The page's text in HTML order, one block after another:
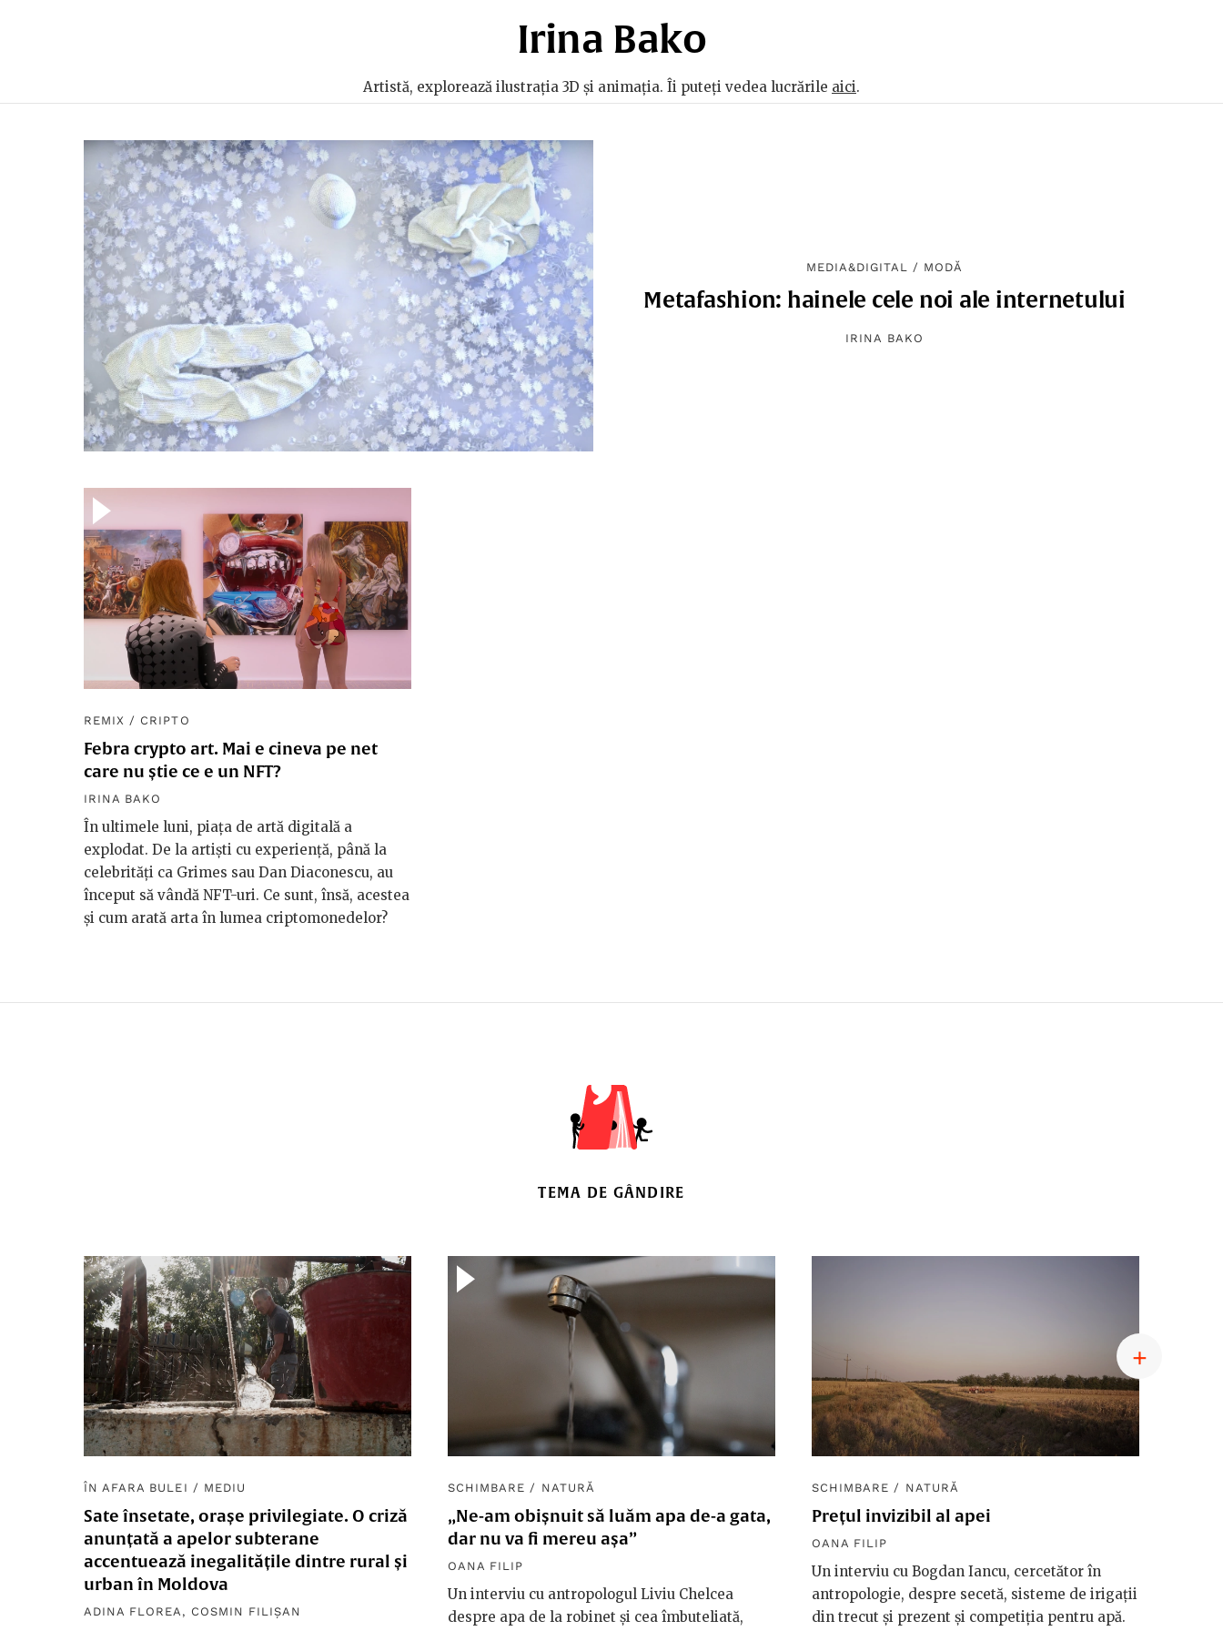
Irina Bako
Artistă, explorează ilustrația 3D și animația. Îi puteți vedea lucrările aici.
MEDIA&DIGITAL / MODĂ
Metafashion: hainele cele noi ale internetului
IRINA BAKO
REMIX / CRIPTO
Febra crypto art. Mai e cineva pe net
care nu știe ce e un NFT?
IRINA BAKO
În ultimele luni, piața de artă digitală a
explodat. De la artiști cu experiență, până la
celebrități ca Grimes sau Dan Diaconescu, au
început să vândă NFT-uri. Ce sunt, însă, acestea
și cum arată arta în lumea criptomonedelor?
TEMA DE GÂNDIRE
ÎN AFARA BULEI / MEDIU
Sate însetate, orașe privilegiate. O criză
anunțată a apelor subterane
accentuează inegalitățile dintre rural și
urban în Moldova
ADINA FLOREA , COSMIN FILIȘAN
SCHIMBARE / NATURĂ
„Ne-am obișnuit să luăm apa de-a gata,
dar nu va fi mereu așa”
OANA FILIP
Un interviu cu antropologul Liviu Chelcea
despre apa de la robinet și cea îmbuteliată,
SCHIMBARE / NATURĂ
Prețul invizibil al apei
OANA FILIP
Un interviu cu Bogdan Iancu, cercetător în
antropologie, despre secetă, sisteme de irigații
din trecut și prezent și competiția pentru apă.